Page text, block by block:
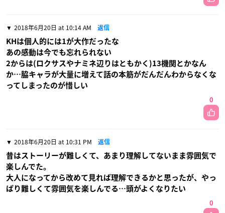
2018年6月20日 at 10:14 AM 返信
KHは個人的には1が大作だったな
あの感動は今でも忘れられない
2からは(ロクサスやナミネ辺りはともかく)13機関とかなん
か…脇キャラが大量に増えて話の本筋がだんだんわからなくな
ってしまったのが惜しい
0
2018年6月20日 at 10:31 PM 返信
昔はストーリーが難しくて、あまり理解してないまま雰囲気で
楽しんでた。
大人になってから改めて見れば理解できるかと思ったが、やっ
ぱり難しくて雰囲気を楽しんでる…頭がよくなりたい
0